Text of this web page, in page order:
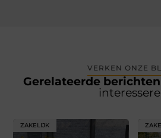
VERKEN ONZE
Gerelateerde berichten
ZAKELIJK